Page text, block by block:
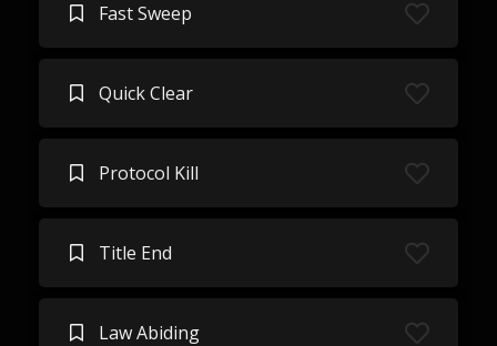
Fast Sweep
Quick Clear
Protocol Kill
Title End
Law Abiding